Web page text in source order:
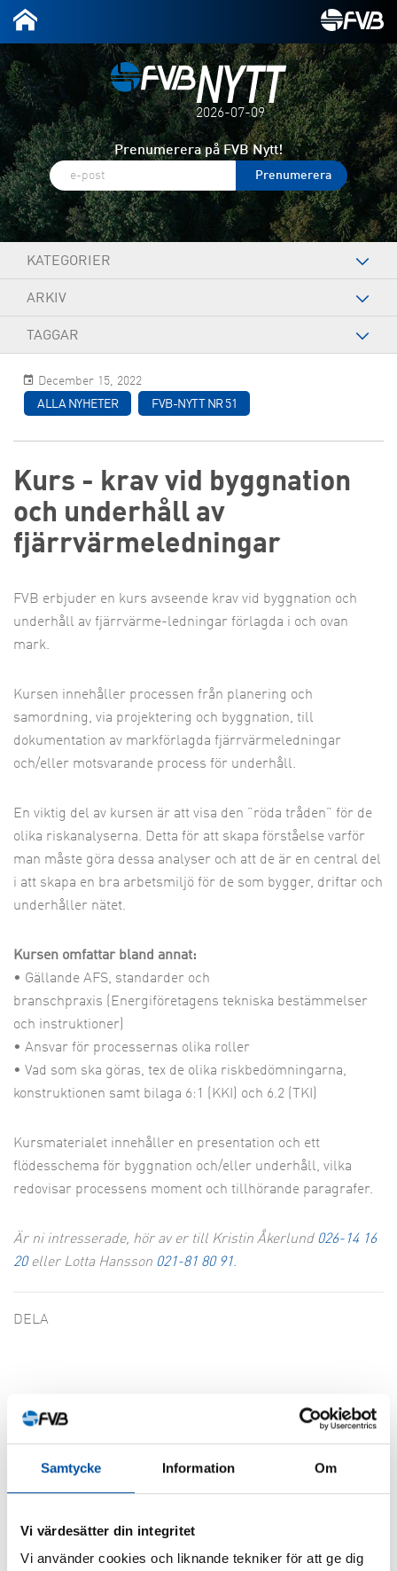
Samtycke Information Om
Vi värdesätter din integritet
Vi använder cookies och liknande tekniker för att ge dig
2026-07-09
Prenumerera på FVB Nytt!
KATEGORIER
ARKIV
TAGGAR
December 15, 2022
ALLA NYHETER
FVB-NYTT NR 51
Kurs - krav vid byggnation
och underhåll av
fjärrvärmeledningar
FVB erbjuder en kurs avseende krav vid byggnation och
underhåll av fjärrvärme-ledningar förlagda i och ovan
mark.
Kursen innehåller processen från planering och
samordning, via projektering och byggnation, till
dokumentation av markförlagda fjärrvärmeledningar
och/eller motsvarande process för underhåll.
En viktig del av kursen är att visa den ”röda tråden” för de
olika riskanalyserna. Detta för att skapa förståelse varför
man måste göra dessa analyser och att de är en central del
i att skapa en bra arbetsmiljö för de som bygger, driftar och
underhåller nätet.
Kursen omfattar bland annat:
• Gällande AFS, standarder och
branschpraxis (Energiföretagens tekniska bestämmelser
och instruktioner)
• Ansvar för processernas olika roller
• Vad som ska göras, tex de olika riskbedömningarna,
konstruktionen samt bilaga 6:1 (KKI) och 6.2 (TKI)
Kursmaterialet innehåller en presentation och ett
flödesschema för byggnation och/eller underhåll, vilka
redovisar processens moment och tillhörande paragrafer.
Är ni intresserade, hör av er till Kristin Åkerlund 026-14 16
20eller Lotta Hansson 021-81 80 91.
DELA
Liknande artiklar